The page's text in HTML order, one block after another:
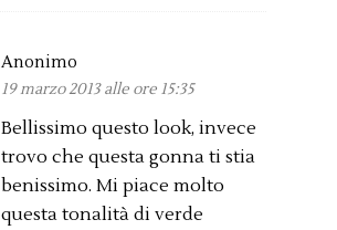
Anonimo
19 marzo 2013 alle ore 15:35
Bellissimo questo look, invece
trovo che questa gonna ti stia
benissimo. Mi piace molto
questa tonalità di verde